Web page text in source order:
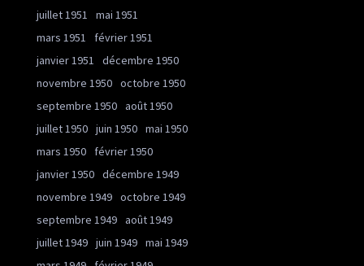
juillet 1951
mai 1951
mars 1951
février 1951
janvier 1951
décembre 1950
novembre 1950 octobre 1950
septembre 1950 août 1950
juillet 1950 juin 1950 mai 1950
mars 1950
février 1950
janvier 1950 décembre 1949
novembre 1949 octobre 1949
septembre 1949 août 1949
juillet 1949 juin 1949 mai 1949